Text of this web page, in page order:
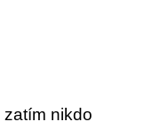
zatím nikdo